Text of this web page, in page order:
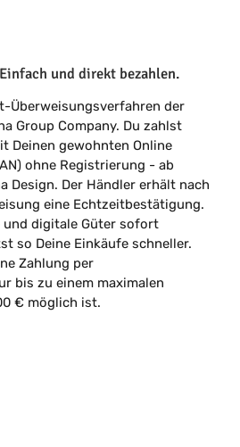
und direkt bezahlen.
Überweisungsverfahren der
Group Company. Du zahlst
Deinen gewohnten Online
ohne Registrierung - ab
Design. Der Händler erhält nach
eine Echtzeitbestätigung.
und digitale Güter sofort
so Deine Einkäufe schneller.
Zahlung per
bis zu einem maximalen
€ möglich ist.